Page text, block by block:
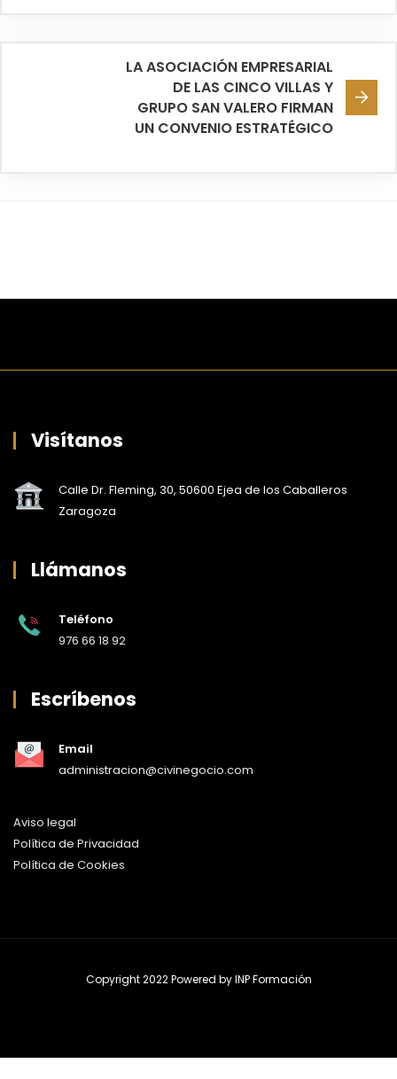
LA ASOCIACIÓN EMPRESARIAL
DE LAS CINCO VILLAS Y
GRUPO SAN VALERO FIRMAN
UN CONVENIO ESTRATÉGICO
Visítanos
Calle Dr. Fleming, 30, 50600 Ejea de los Caballeros
Zaragoza
Llámanos
Teléfono
976 66 18 92
Escríbenos
Email
administracion@civinegocio.com
Aviso legal
Política de Privacidad
Política de Cookies
Copyright 2022 Powered byINP Formación